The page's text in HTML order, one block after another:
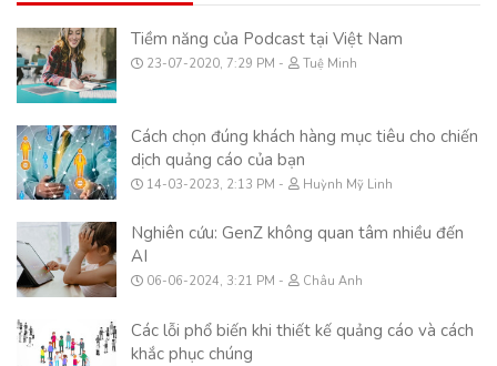
Tiềm năng của Podcast tại Việt Nam
23-07-2020, 7:29 PM Tuệ Minh
Cách chọn đúng khách hàng mục tiêu cho chiến
dịch quảng cáo của bạn
14-03-2023, 2:13 PM Huỳnh Mỹ Linh
Nghiên cứu: GenZ không quan tâm nhiều đến
AI
06-06-2024, 3:21 PM Châu Anh
Các lỗi phổ biến khi thiết kế quảng cáo và cách
khắc phục chúng